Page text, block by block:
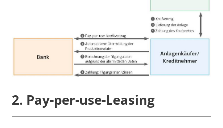
2. Pay-per-use-Leasing